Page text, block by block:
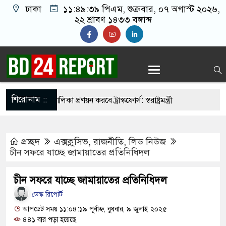
ঢাকা ১১:৪৯:৪০ পিএম, শুক্রবার, ০৭ অগাস্ট ২০২৬,
২২ শ্রাবণ ১৪৩৩ বঙ্গাব্দ
শিরোনাম ::তালিকা প্রণয়ন করবে ট্রাস্কফোর্স: স্বরাষ্ট্রমন্ত্রী
থেকে খুলে ফেলা হচ্ছে মাইক, শুভেন্দু বলছেন-
প্রচ্ছদ এক্সক্লুসিভ,রাজনীতি,লিড নিউজ
চীন সফরে যাচ্ছে জামায়াতের প্রতিনিধিদল
চীন সফরে যাচ্ছে জামায়াতের প্রতিনিধিদল
ডেস্ক রিপোর্ট
আপডেট সময় ১১:০৪:১৯ পূর্বাহ্ন, বুধবার, ৯ জুলাই ২০২৫
৪৪১ বার পড়া হয়েছে